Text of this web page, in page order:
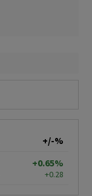
+/-%
+0.65%
+0.28